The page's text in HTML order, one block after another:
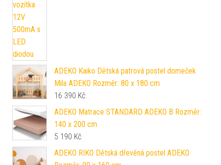
ADEKO Kaiko Dětská patrová postel domeček
Mila ADEKO Rozměr: 80 x 180 cm
16 390 Kč
ADEKO Matrace STANDARD ADEKO B Rozměr:
140 x 200 cm
5 190 Kč
ADEKO RIKO Dětská dřevěná postel ADEKO